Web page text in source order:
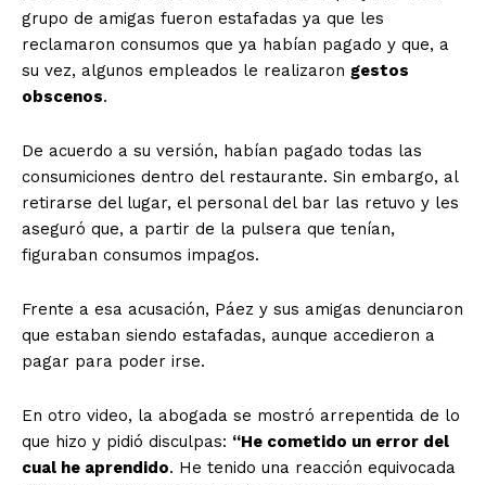
grupo de amigas fueron estafadas ya que les
reclamaron consumos que ya habían pagado y que, a
su vez, algunos empleados le realizaron gestos
obscenos.
De acuerdo a su versión, habían pagado todas las
consumiciones dentro del restaurante. Sin embargo, al
retirarse del lugar, el personal del bar las retuvo y les
aseguró que, a partir de la pulsera que tenían,
figuraban consumos impagos.
Frente a esa acusación, Páez y sus amigas denunciaron
que estaban siendo estafadas, aunque accedieron a
pagar para poder irse.
En otro video, la abogada se mostró arrepentida de lo
que hizo y pidió disculpas: “He cometido un error del
cual he aprendido. He tenido una reacción equivocada